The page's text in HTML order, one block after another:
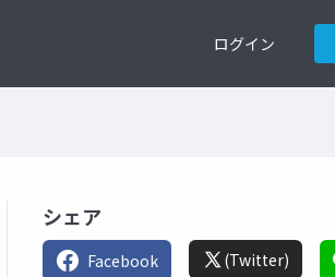
ログイン
シェア
Facebook (Twitter)